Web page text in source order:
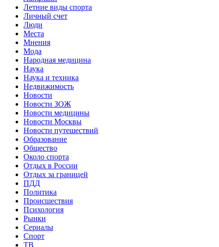
Летние виды спорта
Личный счет
Люди
Места
Мнения
Мода
Народная медицина
Наука
Наука и техника
Недвижимость
Новости
Новости ЗОЖ
Новости медицины
Новости Москвы
Новости путешествий
Образование
Общество
Около спорта
Отдых в России
Отдых за границей
ПДД
Политика
Происшествия
Психология
Рынки
Сериалы
Спорт
ТВ